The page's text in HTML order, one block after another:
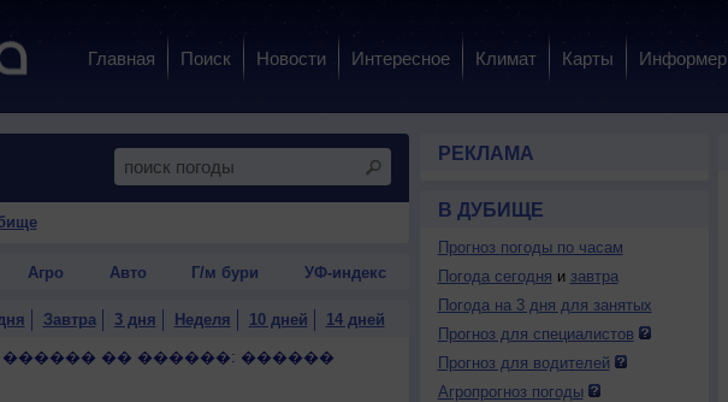
Главная Поиск Новости Интересное Климат Карты Информер
Агро Авто Г/м бури УФ-индекс
Завтра 3 дня Неделя 10 дней 14 дней
�� ������: ������
РЕКЛАМА
В ДУБИЩЕ
Прогноз погоды по часам
Погода сегодня и завтра
Погода на 3 дня для занятых
Прогноз для специалистов
Прогноз для водителей
Агропрогноз погоды